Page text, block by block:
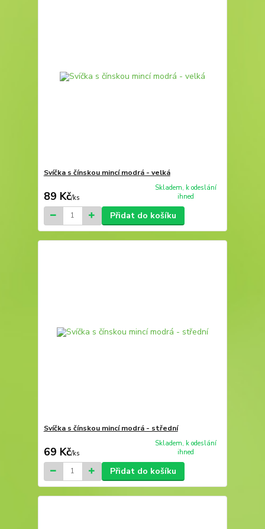
Svíčka s čínskou mincí modrá - velká
89 Kč/ks
Skladem, k odeslání
ihned
Přidat do košíku
Svíčka s čínskou mincí modrá - střední
69 Kč/ks
Skladem, k odeslání
ihned
Přidat do košíku